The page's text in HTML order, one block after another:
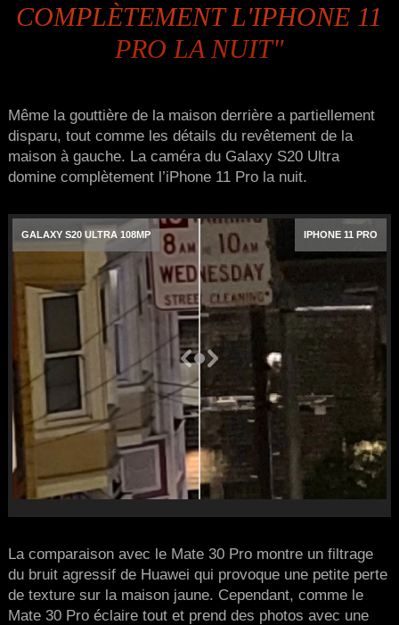
COMPLÈTEMENT L'IPHONE 11
PRO LA NUIT"
Même la gouttière de la maison derrière a partiellement
disparu, tout comme les détails du revêtement de la
maison à gauche. La caméra du Galaxy S20 Ultra
domine complètement l’iPhone 11 Pro la nuit.
GALAXY S20 ULTRA 108MP IPHONE 11 PRO
La comparaison avec le Mate 30 Pro montre un filtrage
du bruit agressif de Huawei qui provoque une petite perte
de texture sur la maison jaune. Cependant, comme le
Mate 30 Pro éclaire tout et prend des photos avec une